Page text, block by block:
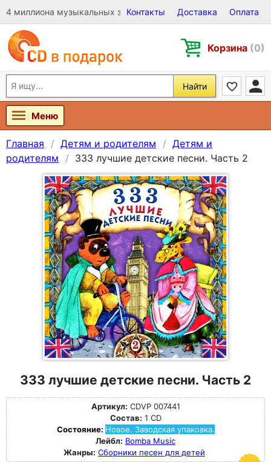
4 миллиона музыкальных записей на Виниле, CD и DVD
Контакты Доставка Оплата
Корзина (0)
Найти
Меню
Главная Детям и родителям
Детям и
родителям
333 лучшие детские песни. Часть 2
333 лучшие детские песни. Часть 2
Артикул: CDVP 007441
Состав: 1 CD
Состояние: Новое. Заводская упаковка.
Лейбл: Bomba Music
Жанры: Сборники песен для детей